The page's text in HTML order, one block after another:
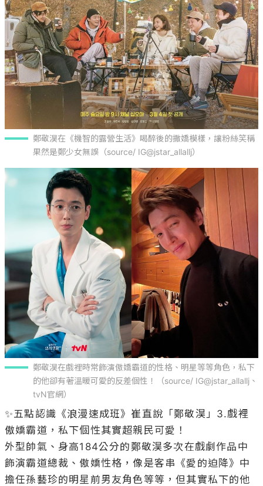
鄭敬淏在《機智的露營生活》喝醉後的撒嬌模樣，讓粉絲笑稱
果然是鄭少女無誤（source/ IG@jstar_allallj）
鄭敬淏在戲裡時常飾演傲嬌霸道的性格、明星等等角色，私下
的他卻有著溫暖可愛的反差個性！（source/ IG@jstar_allallj、
tvN官網）
✨五點認識《浪漫速成班》崔直說「鄭敬淏」3.戲裡
傲嬌霸道，私下個性其實超親民可愛！
外型帥氣、身高184公分的鄭敬淏多次在戲劇作品中
飾演霸道總裁、傲嬌性格，像是客串《愛的迫降》中
擔任孫藝珍的明星前男友角色等等，但其實私下的他